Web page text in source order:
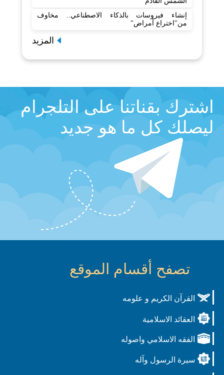
إنشاء فيروسات بالذكاء الاصطناعي.. مخاوف
من"اختراع أمراض"
المزيد
اشترك بقناتنا على التلجرام
ليصلك كل ما هو جديد
تصفح أقسام الموقع
القرآن الكريم و علومه
العقائد الاسلامية
الفقه الاسلامي واصوله
سيرة الرسول وآله